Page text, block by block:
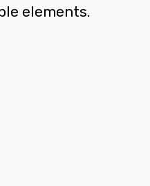
elements.